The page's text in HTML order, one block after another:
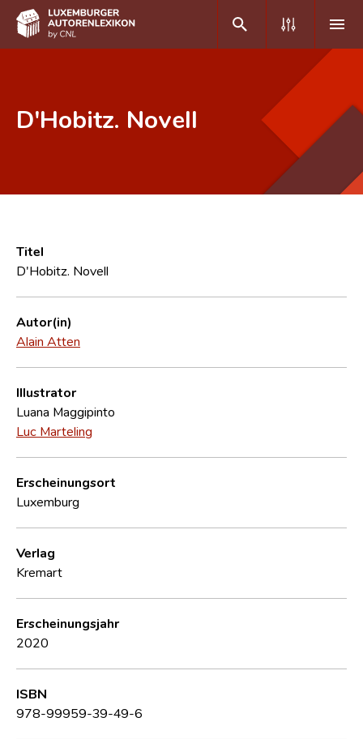
Häufige Fragen und Antworten
CNL
Forschungsgruppe
Kontakt
D'Hobitz. Novell
Titel
D'Hobitz. Novell
Autor(in)
Alain Atten
Illustrator
Luana Maggipinto
Luc Marteling
Erscheinungsort
Luxemburg
Verlag
Kremart
Erscheinungsjahr
2020
ISBN
978-99959-39-49-6